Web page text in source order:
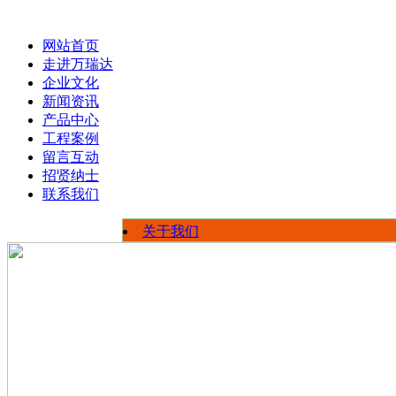
网站首页
走进万瑞达
企业文化
新闻资讯
产品中心
工程案例
留言互动
招贤纳士
联系我们
关于我们